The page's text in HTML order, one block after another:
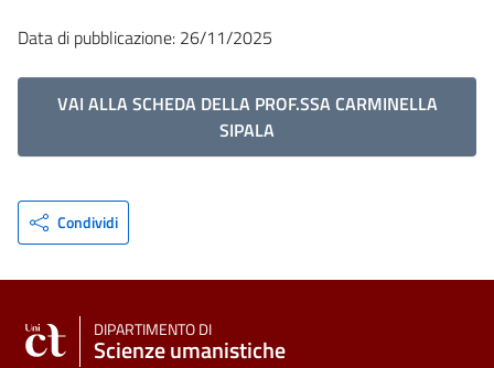
Data di pubblicazione: 26/11/2025
VAI ALLA SCHEDA DELLA PROF.SSA CARMINELLA
SIPALA
Condividi
DIPARTIMENTO DI
Scienze umanistiche